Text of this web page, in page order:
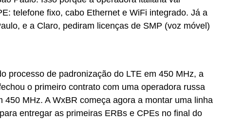
telefone fixo, cabo Ethernet e WiFi integrado. Já a
e a Claro, pediram licenças de SMP (voz móvel)
processo de padronização do LTE em 450 MHz, a
o primeiro contrato com uma operadora russa
450 MHz. A WxBR começa agora a montar uma linha
entregar as primeiras ERBs e CPEs no final do